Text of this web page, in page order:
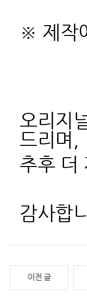
※ 제작
오리지
드리며,
추후 더
감사합
이전 글